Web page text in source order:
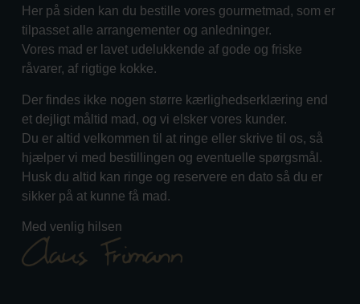
Her på siden kan du bestille vores gourmetmad, som er
tilpasset alle arrangementer og anledninger.
Vores mad er lavet udelukkende af gode og friske
råvarer, af rigtige kokke.
Der findes ikke nogen større kærlighedserklæring end
et dejligt måltid mad, og vi elsker vores kunder.
Du er altid velkommen til at ringe eller skrive til os, så
hjælper vi med bestillingen og eventuelle spørgsmål.
Husk du altid kan ringe og reservere en dato så du er
sikker på at kunne få mad.
Med venlig hilsen